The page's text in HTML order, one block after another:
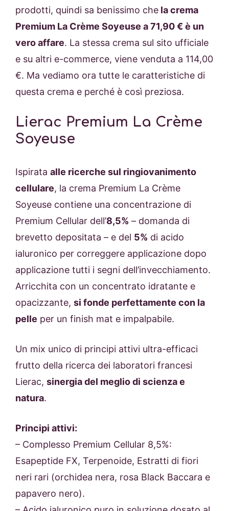
prodotti, quindi sa benissimo che la crema
Premium La Crème Soyeuse a 71,90 € è un
vero affare. La stessa crema sul sito ufficiale
e su altri e-commerce, viene venduta a 114,00
€. Ma vediamo ora tutte le caratteristiche di
questa crema e perché è così preziosa.
Lierac Premium La Crème
Soyeuse
Ispirata alle ricerche sul ringiovanimento
cellulare, la crema Premium La Crème
Soyeuse contiene una concentrazione di
Premium Cellular dell’8,5% – domanda di
brevetto depositata – e del 5% di acido
ialuronico per correggere applicazione dopo
applicazione tutti i segni dell’invecchiamento.
Arricchita con un concentrato idratante e
opacizzante, si fonde perfettamente con la
pelle per un finish mat e impalpabile.
Un mix unico di principi attivi ultra-efficaci
frutto della ricerca dei laboratori francesi
Lierac, sinergia del meglio di scienza e
natura.
Principi attivi:
– Complesso Premium Cellular 8,5%:
Esapeptide FX, Terpenoide, Estratti di fiori
neri rari (orchidea nera, rosa Black Baccara e
papavero nero).